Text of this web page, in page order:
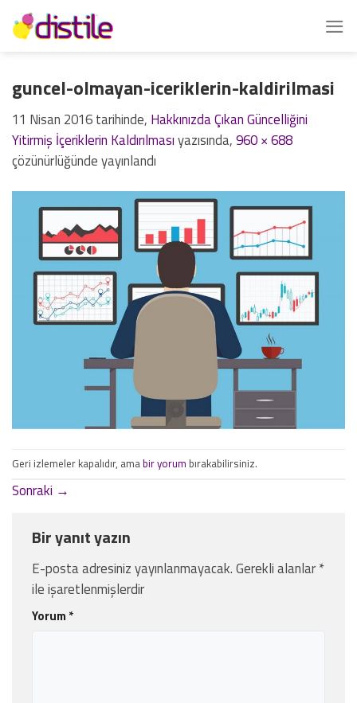
İçeriğe
atla
guncel-olmayan-iceriklerin-kaldirilmasi
11 Nisan 2016tarihinde, Hakkınızda Çıkan Güncelliğini
Yitirmiş İçeriklerin Kaldırılmasıyazısında,960 × 688
çözünürlüğünde yayınlandı
Geri izlemeler kapalıdır, amabir yorum bırakabilirsiniz.
Sonraki →
Bir yanıt yazın
E-posta adresiniz yayınlanmayacak.Gerekli alanlar*
ile işaretlenmişlerdir
Yorum *